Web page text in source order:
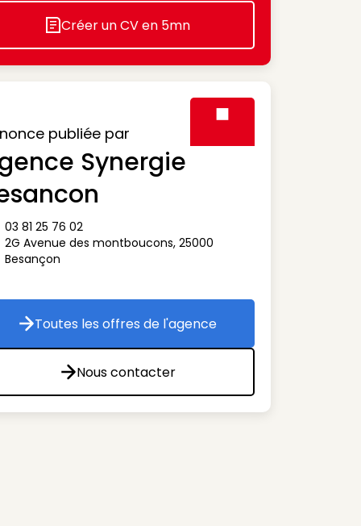
Icon decorative
Créer un CV en 5mn
publiée par
Synergie
téléphone
03 81 25 76 02
adresse
2G Avenue des montboucons, 25000
Besançon
Toutes les offres de l'agence
Toutes les offres de l'agence
Nous contacter
Nous contacter